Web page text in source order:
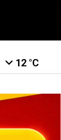
12 °C